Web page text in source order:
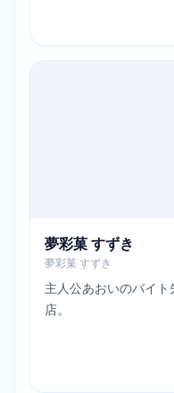
夢彩菓 すずき
夢彩菓 すずき
主人公あおいのバイ
店。